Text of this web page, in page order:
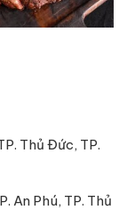
Thủ Đức, TP.
An Phú, TP. Thủ